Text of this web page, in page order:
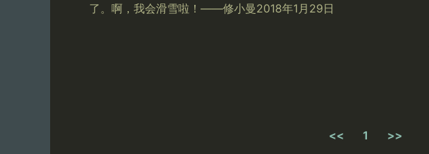
了。啊，我会滑雪啦！——修小曼2018年1月29日
<< 1 >>